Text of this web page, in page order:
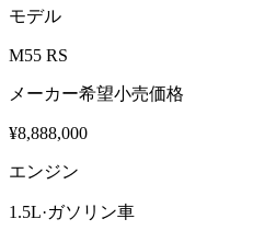
モデル
M55 RS
メーカー希望小売価格
¥8,888,000
エンジン
1.5L·ガソリン車